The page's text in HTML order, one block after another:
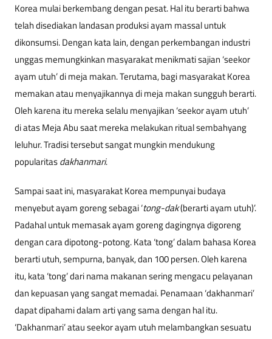
Korea mulai berkembang dengan pesat. Hal itu berarti bahwa
telah disediakan landasan produksi ayam massal untuk
dikonsumsi. Dengan kata lain, dengan perkembangan industri
unggas memungkinkan masyarakat menikmati sajian ‘seekor
ayam utuh’ di meja makan. Terutama, bagi masyarakat Korea
memakan atau menyajikannya di meja makan sungguh berarti.
Oleh karena itu mereka selalu menyajikan ‘seekor ayam utuh’
di atas Meja Abu saat mereka melakukan ritual sembahyang
leluhur. Tradisi tersebut sangat mungkin mendukung
popularitasdakhanmari.
Sampai saat ini, masyarakat Korea mempunyai budaya
menyebut ayam goreng sebagai ‘tong-dak(berarti ayam utuh)’.
Padahal untuk memasak ayam goreng dagingnya digoreng
dengan cara dipotong-potong. Kata ‘tong’ dalam bahasa Korea
berarti utuh, sempurna, banyak, dan 100 persen. Oleh karena
itu, kata ‘tong’ dari nama makanan sering mengacu pelayanan
dan kepuasan yang sangat memadai. Penamaan ‘dakhanmari’
dapat dipahami dalam arti yang sama dengan hal itu.
‘Dakhanmari’ atau seekor ayam utuh melambangkan sesuatu